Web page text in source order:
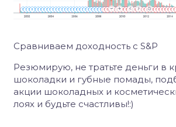
Сравниваем доходность c S&P
Резюмирую, не тратьте деньги в
шоколадки и губные помады,
акции шоколадных и
лоях и будьте счастливы!:)